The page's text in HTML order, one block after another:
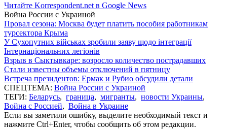
Читайте Korrespondent.net в Google News
Война России с Украиной
Провал сезона: Москва будет платить пособия работникам
турсектора Крыма
У Сухопутних військах зробили заяву щодо інтеграції
Інтернаціональних легіонів
Взрыв в Сыктывкаре: возросло количество пострадавших
Стали известны объемы отключений в пятницу
Встреча президентов: Ермак и Рубио обсудили детали
СПЕЦТЕМА: Война России с Украиной
ТЕГИ: Беларусь, граница, мигранты, новости Украины,
Война с Россией, Война в Украине
Если вы заметили ошибку, выделите необходимый текст и
нажмите Ctrl+Enter, чтобы сообщить об этом редакции.